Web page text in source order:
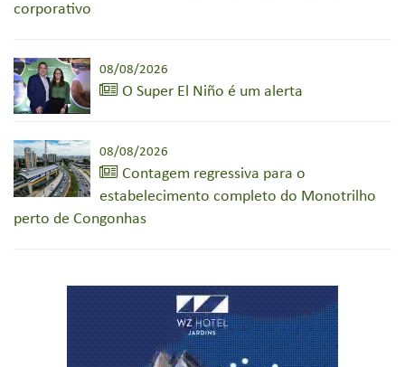
corporativo
08/08/2026
O Super El Niño é um alerta
08/08/2026
Contagem regressiva para o
estabelecimento completo do Monotrilho
perto de Congonhas